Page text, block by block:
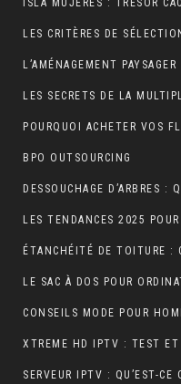
L’AMÉNAGEMENT
BPO OUTSOURCING
ÉTANCHÉITÉ DE TOITURE :